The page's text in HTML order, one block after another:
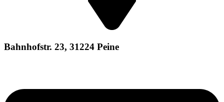
Bahnhofstr. 23, 31224 Peine